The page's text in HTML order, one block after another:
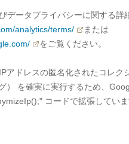
データプライバシーに関する詳
analytics/terms/
または
をご覧ください。
アドレスの匿名化されたコレク
） を確実に実行するため、
コードで拡張していま